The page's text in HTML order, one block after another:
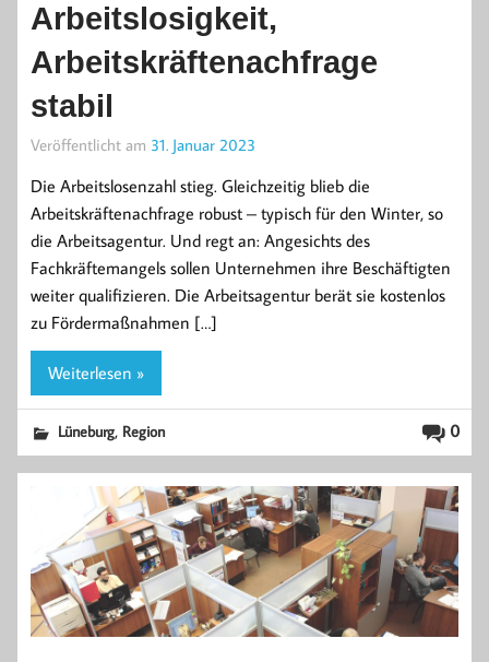
Arbeitslosigkeit,
Arbeitskräftenachfrage
stabil
Veröffentlicht am 31. Januar 2023
Die Arbeitslosenzahl stieg. Gleichzeitig blieb die
Arbeitskräftenachfrage robust – typisch für den Winter, so
die Arbeitsagentur. Und regt an: Angesichts des
Fachkräftemangels sollen Unternehmen ihre Beschäftigten
weiter qualifizieren. Die Arbeitsagentur berät sie kostenlos
zu Fördermaßnahmen […]
Weiterlesen »
0
Lüneburg, Region